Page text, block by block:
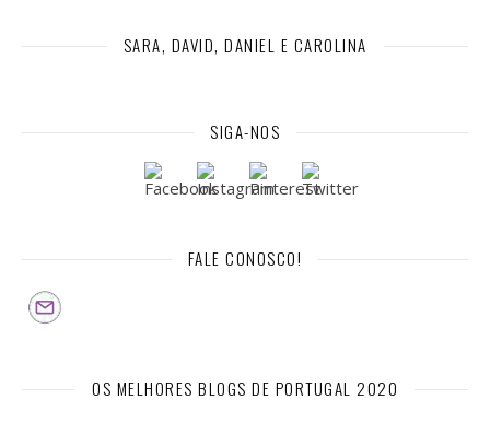
SARA, DAVID, DANIEL E CAROLINA
SIGA-NOS
FALE CONOSCO!
OS MELHORES BLOGS DE PORTUGAL 2020